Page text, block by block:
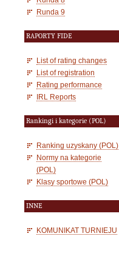
Runda 9
RAPORTY FIDE
List of rating changes
List of registration
Rating performance
IRL Reports
Rankingi i kategorie (POL)
Ranking uzyskany (POL)
Normy na kategorie
(POL)
Klasy sportowe (POL)
INNE
KOMUNIKAT TURNIEJU